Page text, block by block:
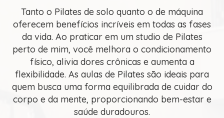
Tanto o Pilates de solo quanto o de máquina
oferecem benefícios incríveis em todas as fases
da vida. Ao praticar em um studio de Pilates
perto de mim, você melhora o condicionamento
físico, alivia dores crônicas e aumenta a
flexibilidade. As aulas de Pilates são ideais para
quem busca uma forma equilibrada de cuidar do
corpo e da mente, proporcionando bem-estar e
saúde duradouros.